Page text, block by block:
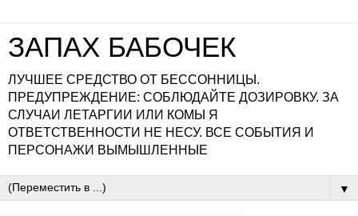
ЗАПАХ БАБОЧЕК
ЛУЧШЕЕ СРЕДСТВО ОТ БЕССОННИЦЫ.
ПРЕДУПРЕЖДЕНИЕ: СОБЛЮДАЙТЕ ДОЗИРОВКУ. ЗА
СЛУЧАИ ЛЕТАРГИИ ИЛИ КОМЫ Я
ОТВЕТСТВЕННОСТИ НЕ НЕСУ. ВСЕ СОБЫТИЯ И
ПЕРСОНАЖИ ВЫМЫШЛЕННЫЕ
▼